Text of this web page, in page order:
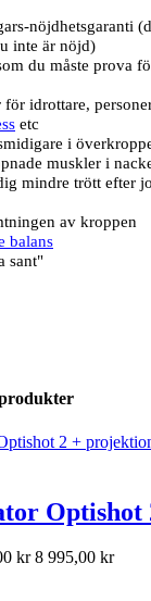
nöjdhetsgaranti
inte är nöjd)
du måste prova
idrottare,
etc
i
muskler i
mindre trött efter
av kroppen
balans
sant"
Optishot
kr 8 995,00 kr